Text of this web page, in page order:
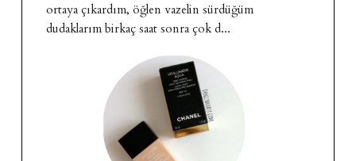
ortaya çıkardım, öğlen vazelin sürdüğüm
dudaklarım birkaç saat sonra çok d...